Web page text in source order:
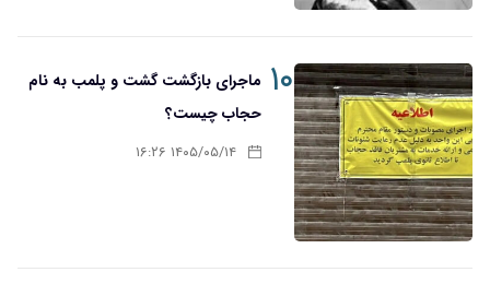
۱۰ ماجرای بازگشت گشت و پلمب به نام
حجاب چیست؟
۱۴۰۵/۰۵/۱۴ ۱۶:۲۶